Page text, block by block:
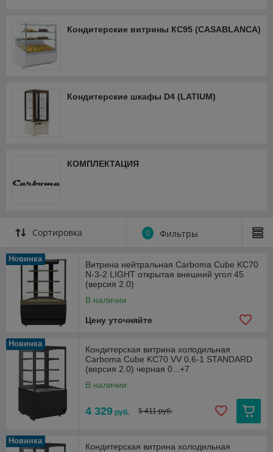
Кондитерские витрины КС95 (CASABLANCA)
Кондитерские шкафы D4 (LATIUM)
КОМПЛЕКТАЦИЯ
Сортировка 0 Фильтры
Новинка
Витрина нейтральная Carboma Cube KC70
N-3-2 LIGHT открытая внешний угол 45
(версия 2.0)
В наличии
Цену уточняйте
Новинка
Кондитерская витрина холодильная
Carboma Cube KC70 VV 0,6-1 STANDARD
(версия 2.0) черная 0...+7
В наличии
4 329 руб. 5 411 руб.
Новинка
Кондитерская витрина холодильная